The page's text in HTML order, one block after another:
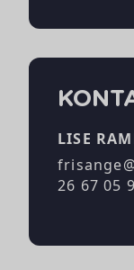
LISE
26 67 05